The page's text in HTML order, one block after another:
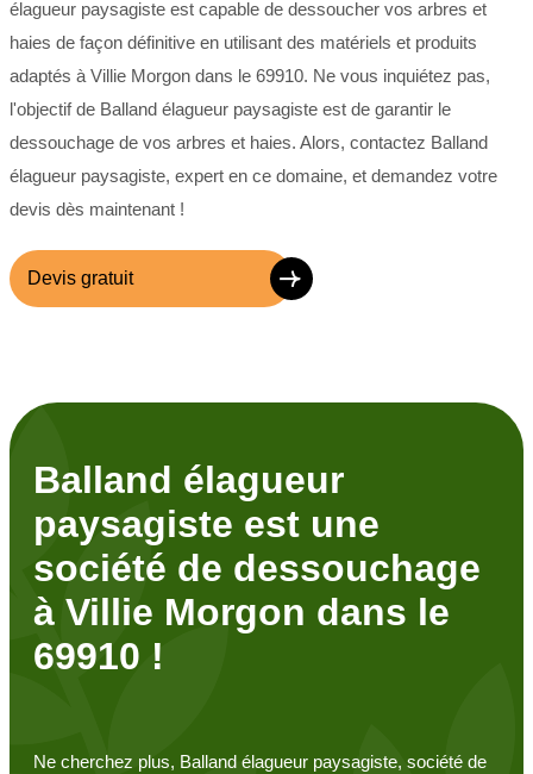
élagueur paysagiste est capable de dessoucher vos arbres et
haies de façon définitive en utilisant des matériels et produits
adaptés à Villie Morgon dans le 69910. Ne vous inquiétez pas,
l'objectif de Balland élagueur paysagiste est de garantir le
dessouchage de vos arbres et haies. Alors, contactez Balland
élagueur paysagiste, expert en ce domaine, et demandez votre
devis dès maintenant !
Devis gratuit
Balland élagueur
paysagiste est une
société de dessouchage
à Villie Morgon dans le
69910 !
Ne cherchez plus, Balland élagueur paysagiste, société de